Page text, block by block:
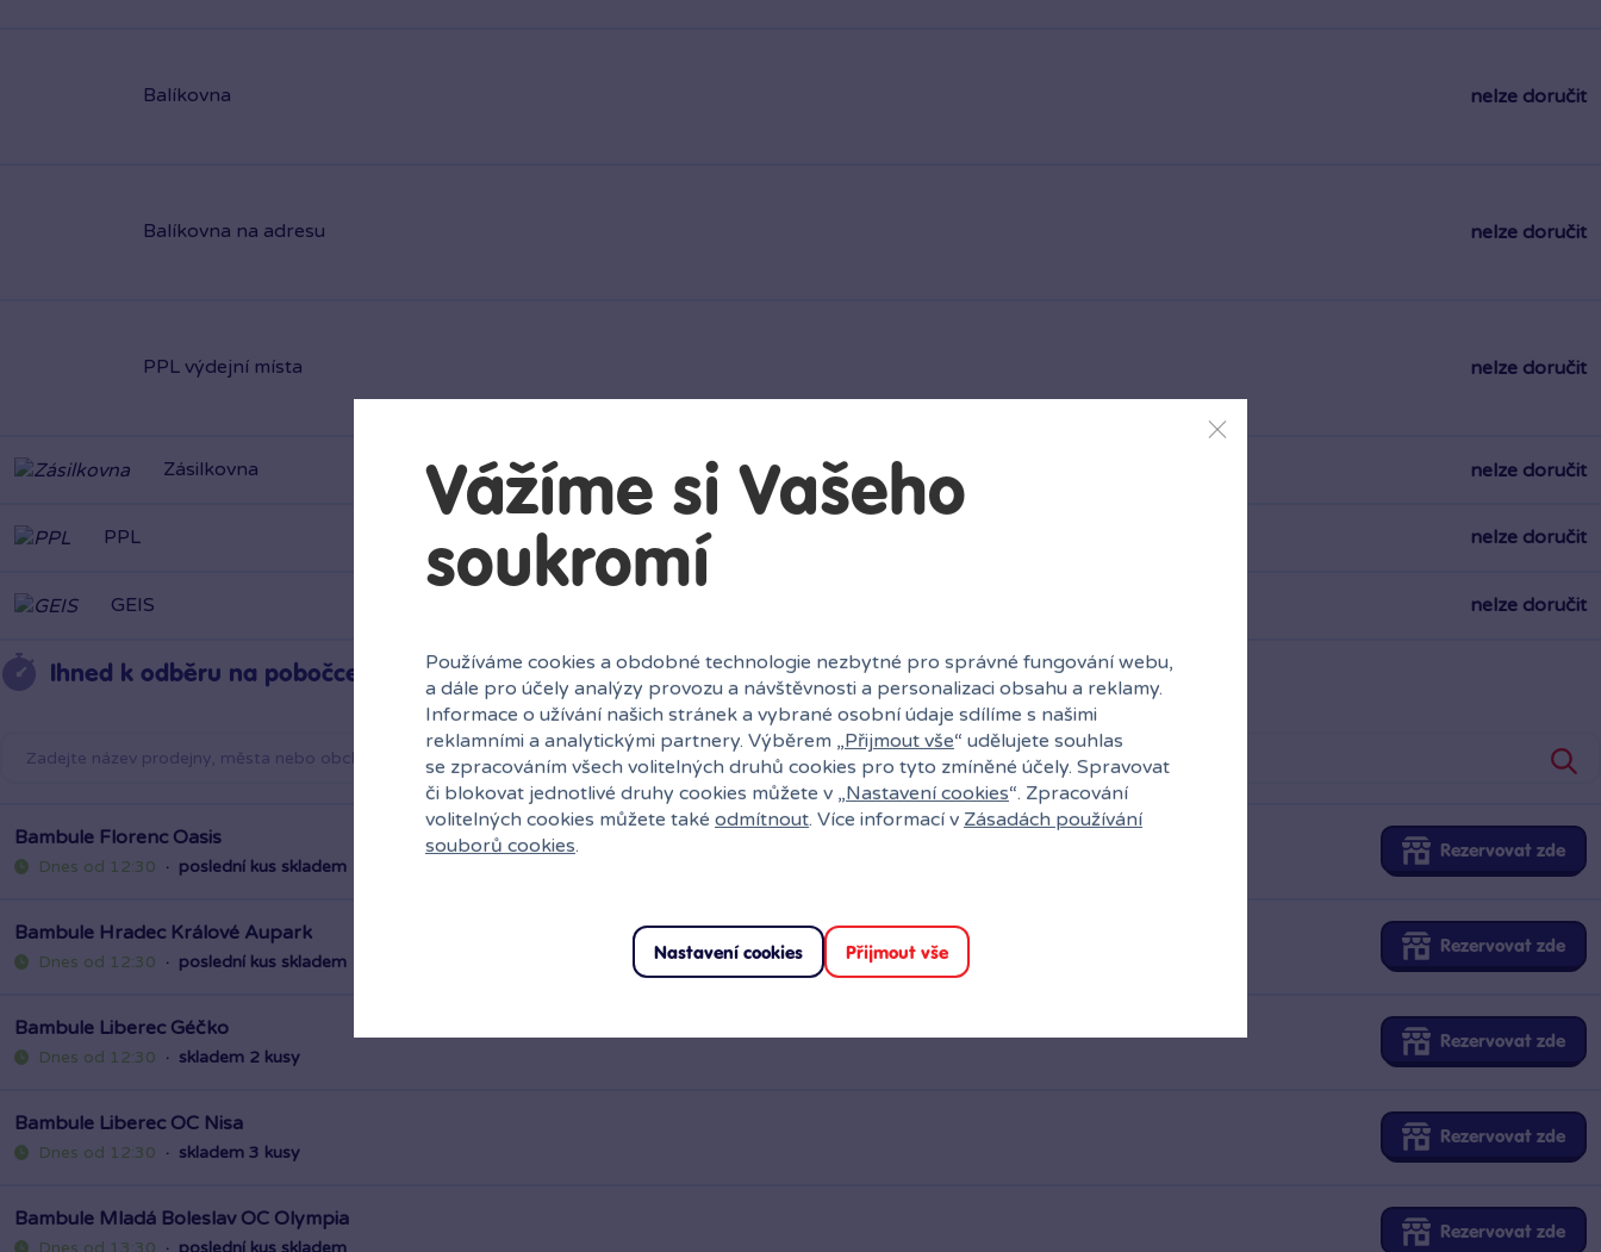
Balíkovna nelze doručit
Balíkovna na adresu nelze doručit
PPL nelze doručit
GEIS nelze doručit
Ihned k odběru na pobočce
Bambule Florenc Oasis
Bambule Hradec Králové Aupark
Rezervovat zde
Bambule Liberec Géčko
Rezervovat zde
Bambule Liberec OC Nisa
Rezervovat zde
Bambule Mladá Boleslav OC Olympia
Rezervovat zde
Bambule Olomouc Šantovka
Vážíme si Vašeho
soukromí
Používáme cookies a obdobné technologie nezbytné pro správné fungování webu,
a dále pro účely analýzy provozu a návštěvnosti a personalizaci obsahu a reklamy.
Informace o užívání našich stránek a vybrané osobní údaje sdílíme s našimi
reklamními a analytickými partnery. Výběrem „Přijmout vše“ udělujete souhlas
se zpracováním všech volitelných druhů cookies pro tyto zmíněné účely. Spravovat
či blokovat jednotlivé druhy cookies můžete v „Nastavení cookies“. Zpracování
volitelných cookies můžete také odmítnout. Více informací v Zásadách používání
souborů cookies.
Nastavení cookies Přijmout vše